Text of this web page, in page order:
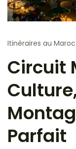
Itinéraires au Maroc
Circuit
Parfait